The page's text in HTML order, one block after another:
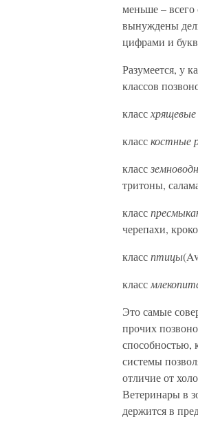
меньше – всего
вынуждены
цифрами и
Разумеется, у
классов
класс
класскостные
класс
тритоны,
класс
черепахи,
классптицы
класс
Это самые
прочих
способностью,
системы
отличие от
Ветеринары в
держится в